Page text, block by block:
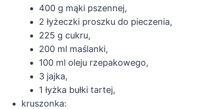
400 g mąki pszennej,
2 łyżeczki proszku do pieczenia,
225 g cukru,
200 ml maślanki,
100 ml oleju rzepakowego,
3 jajka,
1 łyżka bułki tartej,
kruszonka: